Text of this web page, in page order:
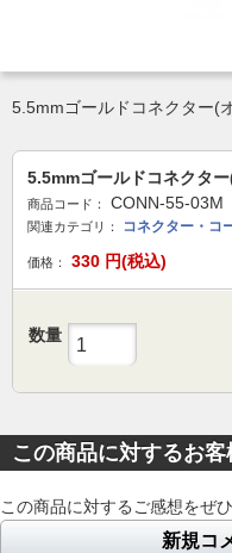
5.5mmゴールドコネクター(
5.5mmゴールドコネクタ
商品コード： CONN-55-03M
関連カテゴリ： コネクター・コ
価格： 330 円(税込)
数量
この商品に対するお客
この商品に対するご感想をぜ
新規コ